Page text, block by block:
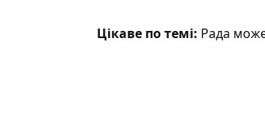
Цікаве по темі: Рада